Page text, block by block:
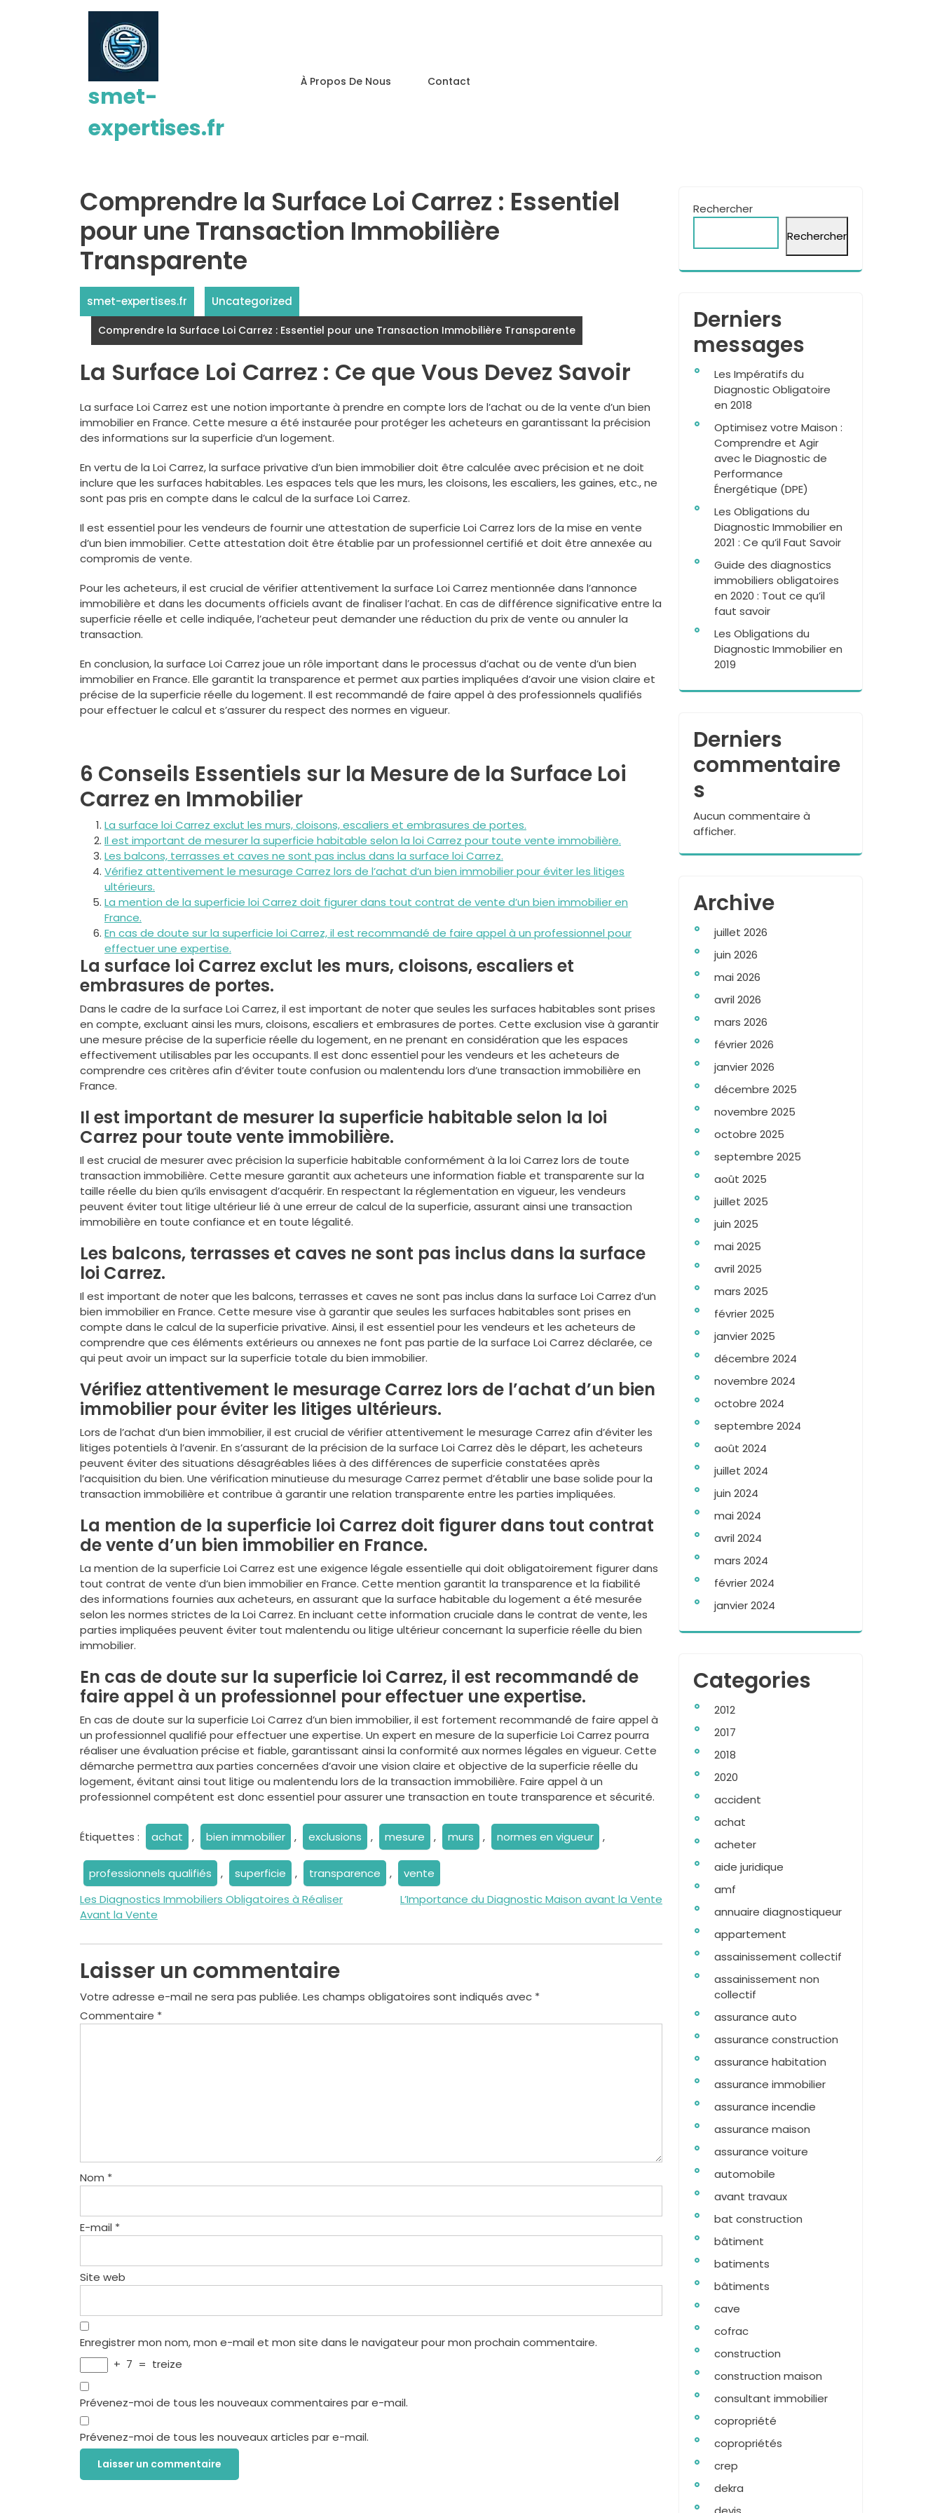
smet-
expertises.fr
À Propos De Nous Contact
Comprendre la Surface Loi Carrez : Essentiel
pour une Transaction Immobilière
Transparente
smet-expertises.fr Uncategorized
Comprendre la Surface Loi Carrez : Essentiel pour une Transaction Immobilière Transparente
La Surface Loi Carrez : Ce que Vous Devez Savoir
La surface Loi Carrez est une notion importante à prendre en compte lors de l’achat ou de la vente d’un bien
immobilier en France. Cette mesure a été instaurée pour protéger les acheteurs en garantissant la précision
des informations sur la superficie d’un logement.
En vertu de la Loi Carrez, la surface privative d’un bien immobilier doit être calculée avec précision et ne doit
inclure que les surfaces habitables. Les espaces tels que les murs, les cloisons, les escaliers, les gaines, etc., ne
sont pas pris en compte dans le calcul de la surface Loi Carrez.
Il est essentiel pour les vendeurs de fournir une attestation de superficie Loi Carrez lors de la mise en vente
d’un bien immobilier. Cette attestation doit être établie par un professionnel certifié et doit être annexée au
compromis de vente.
Pour les acheteurs, il est crucial de vérifier attentivement la surface Loi Carrez mentionnée dans l’annonce
immobilière et dans les documents officiels avant de finaliser l’achat. En cas de différence significative entre la
superficie réelle et celle indiquée, l’acheteur peut demander une réduction du prix de vente ou annuler la
transaction.
En conclusion, la surface Loi Carrez joue un rôle important dans le processus d’achat ou de vente d’un bien
immobilier en France. Elle garantit la transparence et permet aux parties impliquées d’avoir une vision claire et
précise de la superficie réelle du logement. Il est recommandé de faire appel à des professionnels qualifiés
pour effectuer le calcul et s’assurer du respect des normes en vigueur.
6 Conseils Essentiels sur la Mesure de la Surface Loi
Carrez en Immobilier
La surface loi Carrez exclut les murs, cloisons, escaliers et embrasures de portes.
Il est important de mesurer la superficie habitable selon la loi Carrez pour toute vente immobilière.
Les balcons, terrasses et caves ne sont pas inclus dans la surface loi Carrez.
Vérifiez attentivement le mesurage Carrez lors de l’achat d’un bien immobilier pour éviter les litiges
ultérieurs.
La mention de la superficie loi Carrez doit figurer dans tout contrat de vente d’un bien immobilier en
France.
En cas de doute sur la superficie loi Carrez, il est recommandé de faire appel à un professionnel pour
effectuer une expertise.
La surface loi Carrez exclut les murs, cloisons, escaliers et
embrasures de portes.
Dans le cadre de la surface Loi Carrez, il est important de noter que seules les surfaces habitables sont prises
en compte, excluant ainsi les murs, cloisons, escaliers et embrasures de portes. Cette exclusion vise à garantir
une mesure précise de la superficie réelle du logement, en ne prenant en considération que les espaces
effectivement utilisables par les occupants. Il est donc essentiel pour les vendeurs et les acheteurs de
comprendre ces critères afin d’éviter toute confusion ou malentendu lors d’une transaction immobilière en
France.
Il est important de mesurer la superficie habitable selon la loi
Carrez pour toute vente immobilière.
Il est crucial de mesurer avec précision la superficie habitable conformément à la loi Carrez lors de toute
transaction immobilière. Cette mesure garantit aux acheteurs une information fiable et transparente sur la
taille réelle du bien qu’ils envisagent d’acquérir. En respectant la réglementation en vigueur, les vendeurs
peuvent éviter tout litige ultérieur lié à une erreur de calcul de la superficie, assurant ainsi une transaction
immobilière en toute confiance et en toute légalité.
Les balcons, terrasses et caves ne sont pas inclus dans la surface
loi Carrez.
Il est important de noter que les balcons, terrasses et caves ne sont pas inclus dans la surface Loi Carrez d’un
bien immobilier en France. Cette mesure vise à garantir que seules les surfaces habitables sont prises en
compte dans le calcul de la superficie privative. Ainsi, il est essentiel pour les vendeurs et les acheteurs de
comprendre que ces éléments extérieurs ou annexes ne font pas partie de la surface Loi Carrez déclarée, ce
qui peut avoir un impact sur la superficie totale du bien immobilier.
Vérifiez attentivement le mesurage Carrez lors de l’achat d’un bien
immobilier pour éviter les litiges ultérieurs.
Lors de l’achat d’un bien immobilier, il est crucial de vérifier attentivement le mesurage Carrez afin d’éviter les
litiges potentiels à l’avenir. En s’assurant de la précision de la surface Loi Carrez dès le départ, les acheteurs
peuvent éviter des situations désagréables liées à des différences de superficie constatées après
l’acquisition du bien. Une vérification minutieuse du mesurage Carrez permet d’établir une base solide pour la
transaction immobilière et contribue à garantir une relation transparente entre les parties impliquées.
La mention de la superficie loi Carrez doit figurer dans tout contrat
de vente d’un bien immobilier en France.
La mention de la superficie Loi Carrez est une exigence légale essentielle qui doit obligatoirement figurer dans
tout contrat de vente d’un bien immobilier en France. Cette mention garantit la transparence et la fiabilité
des informations fournies aux acheteurs, en assurant que la surface habitable du logement a été mesurée
selon les normes strictes de la Loi Carrez. En incluant cette information cruciale dans le contrat de vente, les
parties impliquées peuvent éviter tout malentendu ou litige ultérieur concernant la superficie réelle du bien
immobilier.
En cas de doute sur la superficie loi Carrez, il est recommandé de
faire appel à un professionnel pour effectuer une expertise.
En cas de doute sur la superficie Loi Carrez d’un bien immobilier, il est fortement recommandé de faire appel à
un professionnel qualifié pour effectuer une expertise. Un expert en mesure de la superficie Loi Carrez pourra
réaliser une évaluation précise et fiable, garantissant ainsi la conformité aux normes légales en vigueur. Cette
démarche permettra aux parties concernées d’avoir une vision claire et objective de la superficie réelle du
logement, évitant ainsi tout litige ou malentendu lors de la transaction immobilière. Faire appel à un
professionnel compétent est donc essentiel pour assurer une transaction en toute transparence et sécurité.
Étiquettes : achat , bien immobilier , exclusions , mesure , murs , normes en vigueur ,
professionnels qualifiés , superficie , transparence , vente
Navigation
de
l’article
Les Diagnostics Immobiliers Obligatoires à Réaliser
Avant la Vente
L’Importance du Diagnostic Maison avant la Vente
Laisser un commentaire
Votre adresse e-mail ne sera pas publiée. Les champs obligatoires sont indiqués avec *
Commentaire *
Nom *
E-mail *
Site web
Enregistrer mon nom, mon e-mail et mon site dans le navigateur pour mon prochain commentaire.
+ 7 = treize
Prévenez-moi de tous les nouveaux commentaires par e-mail.
Prévenez-moi de tous les nouveaux articles par e-mail.
Rechercher
Rechercher
Derniers
messages
Les Impératifs du
Diagnostic Obligatoire
en 2018
Optimisez votre Maison :
Comprendre et Agir
avec le Diagnostic de
Performance
Énergétique (DPE)
Les Obligations du
Diagnostic Immobilier en
2021 : Ce qu’il Faut Savoir
Guide des diagnostics
immobiliers obligatoires
en 2020 : Tout ce qu’il
faut savoir
Les Obligations du
Diagnostic Immobilier en
2019
Derniers
commentaire
s
Aucun commentaire à
afficher.
Archive
juillet 2026
juin 2026
mai 2026
avril 2026
mars 2026
février 2026
janvier 2026
décembre 2025
novembre 2025
octobre 2025
septembre 2025
août 2025
juillet 2025
juin 2025
mai 2025
avril 2025
mars 2025
février 2025
janvier 2025
décembre 2024
novembre 2024
octobre 2024
septembre 2024
août 2024
juillet 2024
juin 2024
mai 2024
avril 2024
mars 2024
février 2024
janvier 2024
Categories
2012
2017
2018
2020
accident
achat
acheter
aide juridique
amf
annuaire diagnostiqueur
appartement
assainissement collectif
assainissement non
collectif
assurance auto
assurance construction
assurance habitation
assurance immobilier
assurance incendie
assurance maison
assurance voiture
automobile
avant travaux
bat construction
bâtiment
batiments
bâtiments
cave
cofrac
construction
construction maison
consultant immobilier
copropriété
copropriétés
crep
dekra